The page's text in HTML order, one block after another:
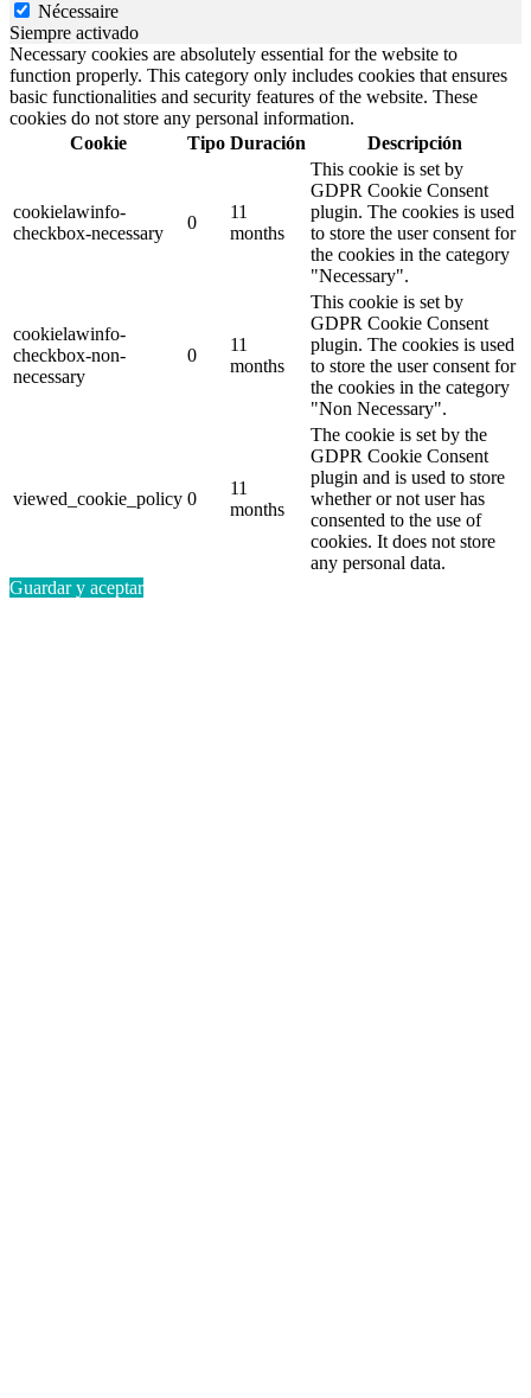
Nécessaire
Siempre activado
Necessary cookies are absolutely essential for the website to
function properly. This category only includes cookies that ensures
basic functionalities and security features of the website. These
cookies do not store any personal information.
Cookie
Tipo Duración Descripción
cookielawinfo-
checkbox-necessary
0
11
months
This cookie is set by
GDPR Cookie Consent
plugin. The cookies is used
to store the user consent for
the cookies in the category
"Necessary".
cookielawinfo-
checkbox-non-
necessary
0
11
months
This cookie is set by
GDPR Cookie Consent
plugin. The cookies is used
to store the user consent for
the cookies in the category
"Non Necessary".
viewed_cookie_policy 0
11
months
The cookie is set by the
GDPR Cookie Consent
plugin and is used to store
whether or not user has
consented to the use of
cookies. It does not store
any personal data.
Guardar y aceptar